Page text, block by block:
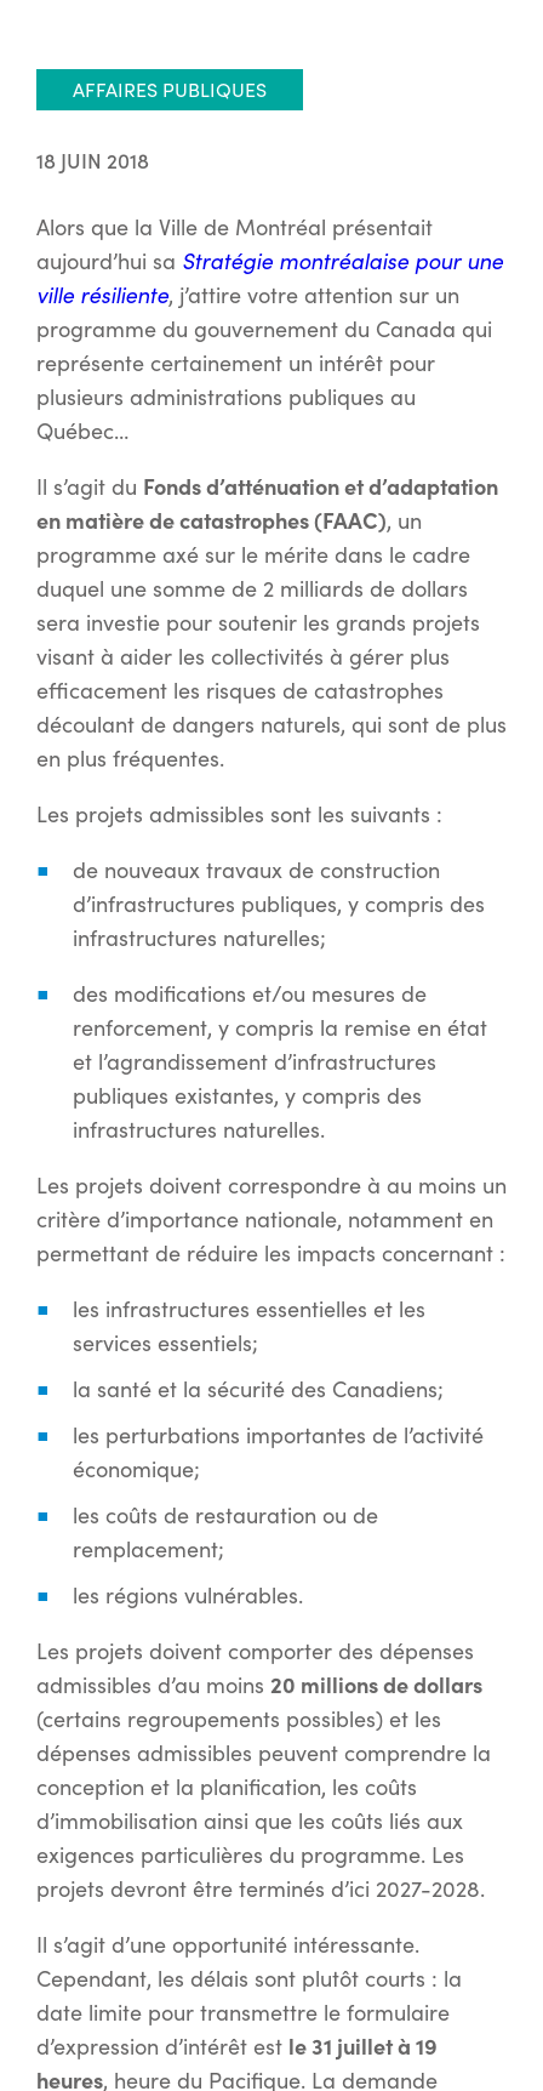
AFFAIRES PUBLIQUES
18 JUIN 2018
Alors que la Ville de Montréal présentait
aujourd’hui sa Stratégie montréalaise pour une
ville résiliente, j’attire votre attention sur un
programme du gouvernement du Canada qui
représente certainement un intérêt pour
plusieurs administrations publiques au
Québec…
Il s’agit du Fonds d’atténuation et d’adaptation
en matière de catastrophes (FAAC), un
programme axé sur le mérite dans le cadre
duquel une somme de 2 milliards de dollars
sera investie pour soutenir les grands projets
visant à aider les collectivités à gérer plus
efficacement les risques de catastrophes
découlant de dangers naturels, qui sont de plus
en plus fréquentes.
Les projets admissibles sont les suivants :
de nouveaux travaux de construction
d’infrastructures publiques, y compris des
infrastructures naturelles;
des modifications et/ou mesures de
renforcement, y compris la remise en état
et l’agrandissement d’infrastructures
publiques existantes, y compris des
infrastructures naturelles.
Les projets doivent correspondre à au moins un
critère d’importance nationale, notamment en
permettant de réduire les impacts concernant :
les infrastructures essentielles et les
services essentiels;
la santé et la sécurité des Canadiens;
les perturbations importantes de l’activité
économique;
les coûts de restauration ou de
remplacement;
les régions vulnérables.
Les projets doivent comporter des dépenses
admissibles d’au moins 20 millions de dollars
(certains regroupements possibles) et les
dépenses admissibles peuvent comprendre la
conception et la planification, les coûts
d’immobilisation ainsi que les coûts liés aux
exigences particulières du programme. Les
projets devront être terminés d’ici 2027-2028.
Il s’agit d’une opportunité intéressante.
Cependant, les délais sont plutôt courts : la
date limite pour transmettre le formulaire
d’expression d’intérêt est le 31 juillet à 19
heures, heure du Pacifique. La demande